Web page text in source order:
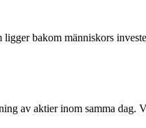
bakom människors
av aktier inom samma dag.